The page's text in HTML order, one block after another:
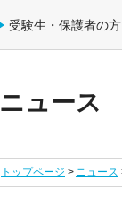
ニュース
トップページ ニュース
受験生・保護者の方